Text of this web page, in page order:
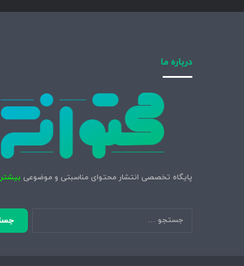
درباره ما
پایگاه تخصصی انتشار محتوای مناسبتی و موضوعی بیشتر
جستجو
برای: